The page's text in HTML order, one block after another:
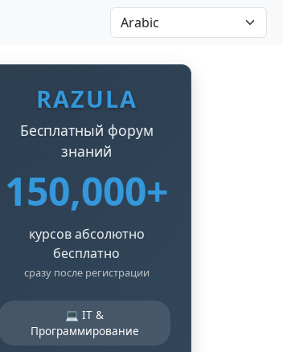
RAZULA
Бесплатный форум
знаний
150,000+
курсов абсолютно
бесплатно
сразу после регистрации
💻 IT &
Программирование